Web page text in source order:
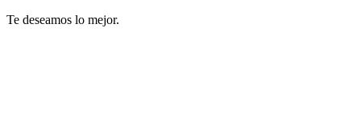
Te deseamos lo mejor.